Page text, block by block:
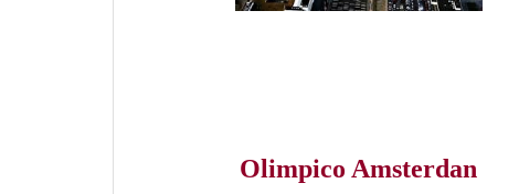
Olimpico Amsterdan